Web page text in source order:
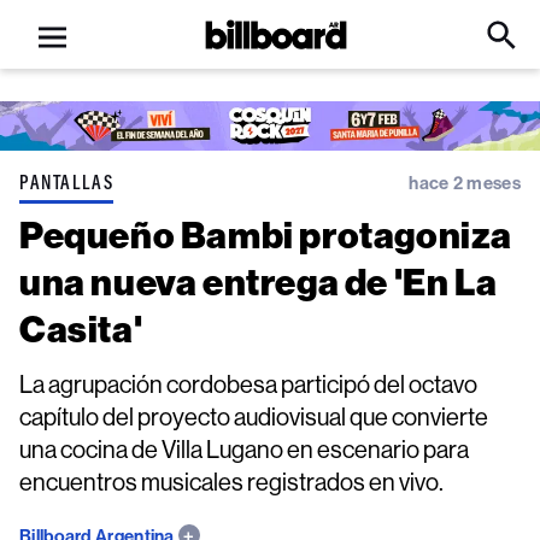
Open
menu
Billboard
Click
Input
PANTALLAS hace 2 meses
Pequeño Bambi protagoniza
una nueva entrega de 'En La
Casita'
La agrupación cordobesa participó del octavo
capítulo del proyecto audiovisual que convierte
una cocina de Villa Lugano en escenario para
encuentros musicales registrados en vivo.